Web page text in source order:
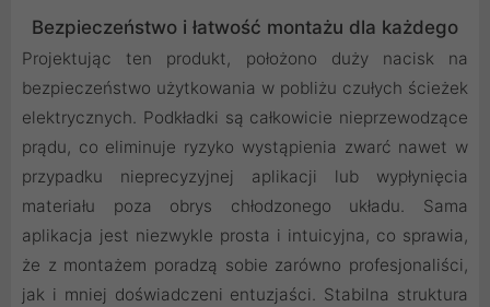
Bezpieczeństwo i łatwość montażu dla każdego
Projektując ten produkt, położono duży nacisk na
bezpieczeństwo użytkowania w pobliżu czułych ścieżek
elektrycznych. Podkładki są całkowicie nieprzewodzące
prądu, co eliminuje ryzyko wystąpienia zwarć nawet w
przypadku nieprecyzyjnej aplikacji lub wypłynięcia
materiału poza obrys chłodzonego układu. Sama
aplikacja jest niezwykle prosta i intuicyjna, co sprawia,
że z montażem poradzą sobie zarówno profesjonaliści,
jak i mniej doświadczeni entuzjaści. Stabilna struktura